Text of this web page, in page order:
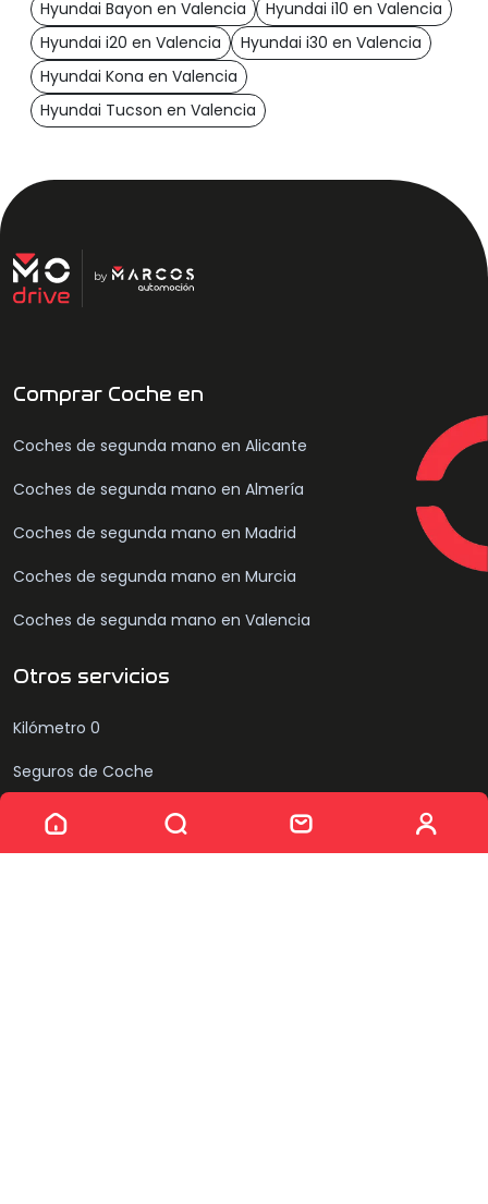
Sin resultados
Hyundai Bayon en Valencia
Hyundai i10 en Valencia
Hyundai i20 en Valencia
Hyundai i30 en Valencia
Hyundai Kona en Valencia
Hyundai Tucson en Valencia
Comprar Coche en
Coches de segunda mano en Alicante
Coches de segunda mano en Almería
Coches de segunda mano en Madrid
Coches de segunda mano en Murcia
Coches de segunda mano en Valencia
Otros servicios
Kilómetro 0
Seguros de Coche
Compramos tu coche